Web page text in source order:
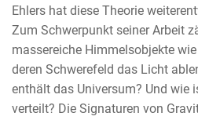
Ehlers hat diese Theorie
Zum Schwerpunkt seiner Arbeit
massereiche Himmelsobjekte
deren Schwerefeld das Licht
enthält das Universum? Und wie
verteilt? Die Signaturen von